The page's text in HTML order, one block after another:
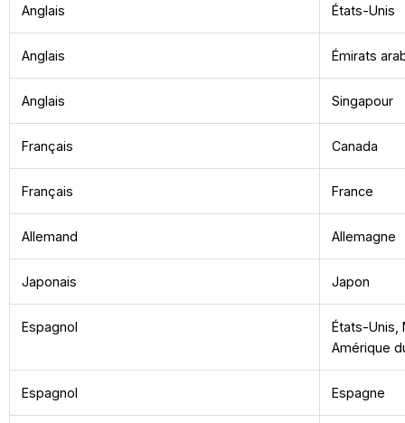
Anglais États-Unis
Anglais Émirats
Anglais Singapour
Français Canada
Français France
Allemand Allemagne
Japonais Japon
Espagnol
États-Unis,
Amérique
Espagnol Espagne